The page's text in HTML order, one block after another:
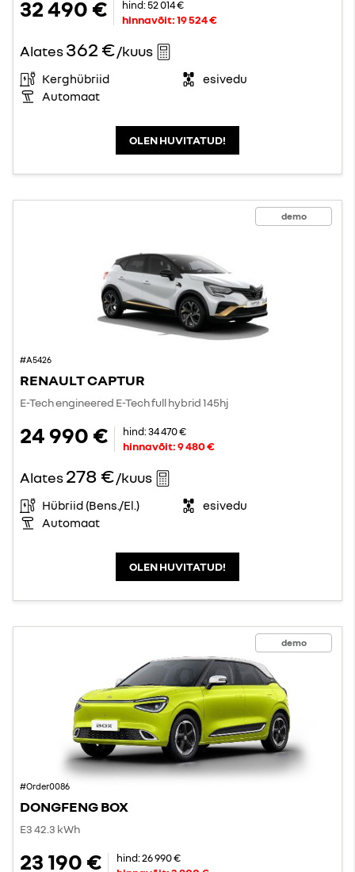
32 490 € hind:52 014 €
hinnavõit:19 524 €
Alates362 €/kuus
Kerghübriid
esivedu
Automaat
OLEN HUVITATUD!
demo
#A5426
RENAULT CAPTUR
E-Tech engineered E-Tech full hybrid 145hj
24 990 € hind:34 470 €
hinnavõit:9 480 €
Alates278 €/kuus
Hübriid (Bens./El.)
esivedu
Automaat
OLEN HUVITATUD!
demo
#Order0086
DONGFENG BOX
E3 42.3 kWh
23 190 € hind:26 990 €